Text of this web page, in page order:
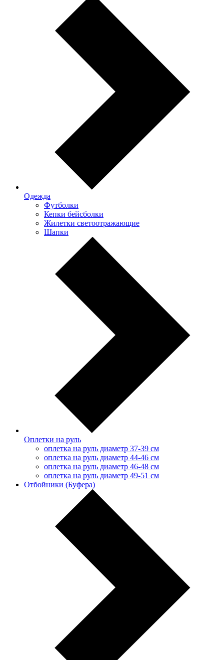
Одежда
Футболки
Кепки бейсболки
Жилетки светоотражающие
Шапки
Оплетки на руль
оплетка на руль диаметр 37-39 см
оплетка на руль диаметр 44-46 см
оплетка на руль диаметр 46-48 см
оплетка на руль диаметр 49-51 см
Отбойники (Буфера)